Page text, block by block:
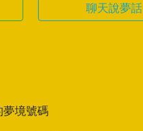
聊天說夢話
夢境號碼